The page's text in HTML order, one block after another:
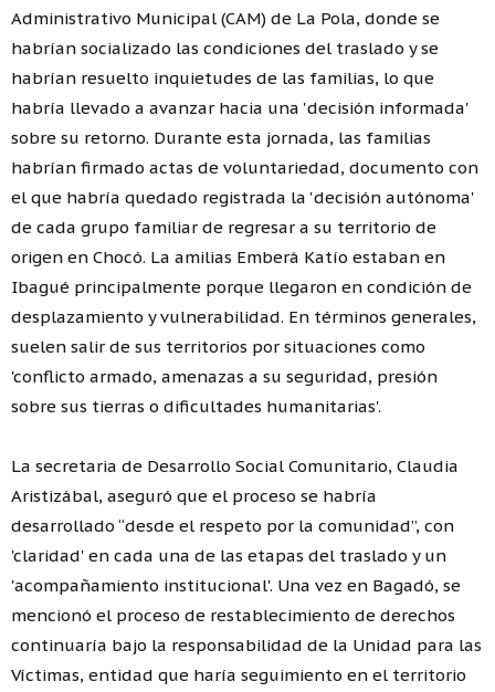
Administrativo Municipal (CAM) de La Pola, donde se
habrían socializado las condiciones del traslado y se
habrían resuelto inquietudes de las familias, lo que
habría llevado a avanzar hacia una 'decisión informada'
sobre su retorno. Durante esta jornada, las familias
habrían firmado actas de voluntariedad, documento con
el que habría quedado registrada la 'decisión autónoma'
de cada grupo familiar de regresar a su territorio de
origen en Chocó. La amilias Emberá Katío estaban en
Ibagué principalmente porque llegaron en condición de
desplazamiento y vulnerabilidad. En términos generales,
suelen salir de sus territorios por situaciones como
'conflicto armado, amenazas a su seguridad, presión
sobre sus tierras o dificultades humanitarias'.
La secretaria de Desarrollo Social Comunitario, Claudia
Aristizábal, aseguró que el proceso se habría
desarrollado “desde el respeto por la comunidad”, con
'claridad' en cada una de las etapas del traslado y un
'acompañamiento institucional'. Una vez en Bagadó, se
mencionó el proceso de restablecimiento de derechos
continuaría bajo la responsabilidad de la Unidad para las
Víctimas, entidad que haría seguimiento en el territorio